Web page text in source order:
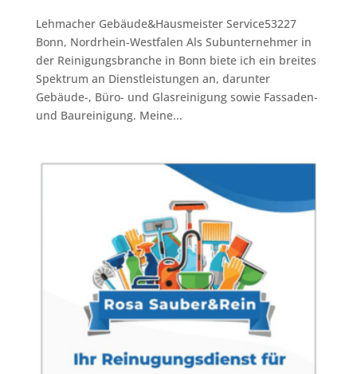
Lehmacher Gebäude&Hausmeister Service53227
Bonn, Nordrhein-Westfalen Als Subunternehmer in
der Reinigungsbranche in Bonn biete ich ein breites
Spektrum an Dienstleistungen an, darunter
Gebäude-, Büro- und Glasreinigung sowie Fassaden-
und Baureinigung. Meine...